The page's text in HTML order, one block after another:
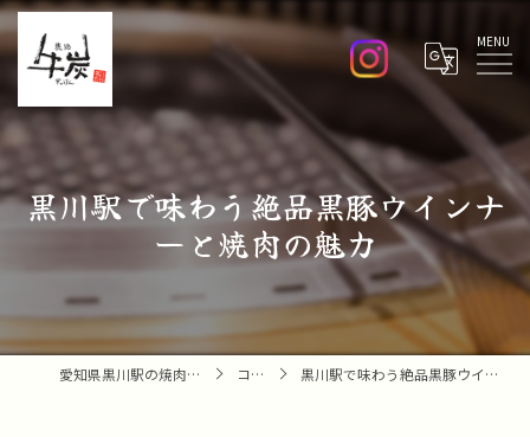
Menu
黒川駅で味わう絶品黒豚ウインナ
ーと焼肉の魅力
愛知県黒川駅の焼肉なら焼肉 牛炭 コラム 黒川駅で味わう絶品黒豚ウインナーと焼肉の魅力